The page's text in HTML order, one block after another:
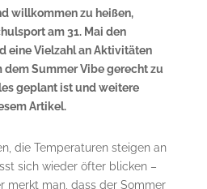
willkommen zu heißen,
am 31. Mai den
eine Vielzahl an Aktivitäten
dem Summer Vibe gerecht zu
geplant ist und weitere
Artikel.
die Temperaturen steigen an
sich wieder öfter blicken –
merkt man, dass der Sommer